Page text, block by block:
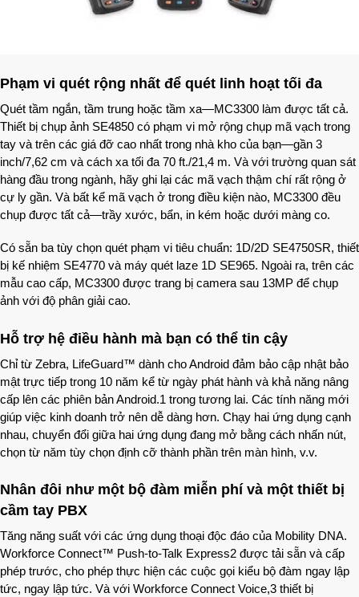
Phạm vi quét rộng nhất để quét linh hoạt tối đa
Quét tầm ngắn, tầm trung hoặc tầm xa—MC3300 làm được tất cả.
Thiết bị chụp ảnh SE4850 có phạm vi mở rộng chụp mã vạch trong
tay và trên các giá đỡ cao nhất trong nhà kho của bạn—gần 3
inch/7,62 cm và cách xa tối đa 70 ft./21,4 m. Và với trường quan sát
hàng đầu trong ngành, hãy ghi lại các mã vạch thậm chí rất rộng ở
cự ly gần. Và bất kể mã vạch ở trong điều kiện nào, MC3300 đều
chụp được tất cả—trầy xước, bẩn, in kém hoặc dưới màng co.
Có sẵn ba tùy chọn quét phạm vi tiêu chuẩn: 1D/2D SE4750SR, thiết
bị kế nhiệm SE4770 và máy quét laze 1D SE965. Ngoài ra, trên các
mẫu cao cấp, MC3300 được trang bị camera sau 13MP để chụp
ảnh với độ phân giải cao.
Hỗ trợ hệ điều hành mà bạn có thể tin cậy
Chỉ từ Zebra, LifeGuard™ dành cho Android đảm bảo cập nhật bảo
mật trực tiếp trong 10 năm kể từ ngày phát hành và khả năng nâng
cấp lên các phiên bản Android.1 trong tương lai. Các tính năng mới
giúp việc kinh doanh trở nên dễ dàng hơn. Chạy hai ứng dụng cạnh
nhau, chuyển đổi giữa hai ứng dụng đang mở bằng cách nhấn nút,
chọn từ năm tùy chọn định cỡ thành phần trên màn hình, v.v.
Nhân đôi như một bộ đàm miễn phí và một thiết bị
cầm tay PBX
Tăng năng suất với các ứng dụng thoại độc đáo của Mobility DNA.
Workforce Connect™ Push-to-Talk Express2 được tải sẵn và cấp
phép trước, cho phép thực hiện các cuộc gọi kiểu bộ đàm ngay lập
tức, ngay lập tức. Và với Workforce Connect Voice,3 thiết bị